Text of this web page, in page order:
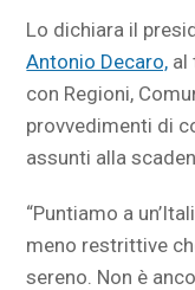
Lo dichiara il
Antonio Decaro, al
con Regioni,
provvedimenti di
assunti alla
“Puntiamo a
meno restrittive
sereno. Non è